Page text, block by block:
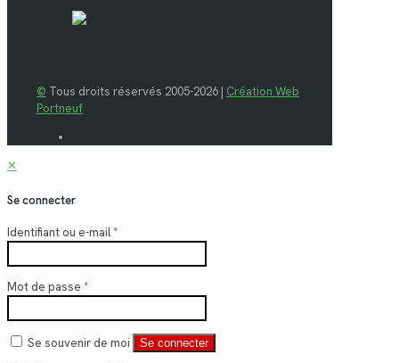
© Tous droits réservés 2005-2026 | Création Web
Portneuf
✕
Se connecter
Identifiant ou e-mail*
Mot de passe *
Se souvenir de moi Se connecter